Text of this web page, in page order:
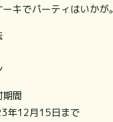
キでパーティはいかが。
間
12月15日まで